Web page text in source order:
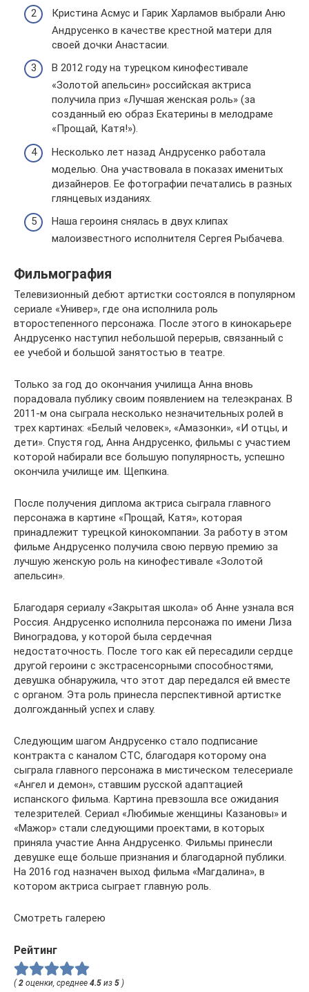
Кристина Асмус и Гарик Харламов выбрали Аню
Андрусенко в качестве крестной матери для
своей дочки Анастасии.
В 2012 году на турецком кинофестивале
«Золотой апельсин» российская актриса
получила приз «Лучшая женская роль» (за
созданный ею образ Екатерины в мелодраме
«Прощай, Катя!»).
Несколько лет назад Андрусенко работала
моделью. Она участвовала в показах именитых
дизайнеров. Ее фотографии печатались в разных
глянцевых изданиях.
Наша героиня снялась в двух клипах
малоизвестного исполнителя Сергея Рыбачева.
Фильмография
Телевизионный дебют артистки состоялся в популярном
сериале «Универ», где она исполнила роль
второстепенного персонажа. После этого в кинокарьере
Андрусенко наступил небольшой перерыв, связанный с
ее учебой и большой занятостью в театре.
Только за год до окончания училища Анна вновь
порадовала публику своим появлением на телеэкранах. В
2011-м она сыграла несколько незначительных ролей в
трех картинах: «Белый человек», «Амазонки», «И отцы, и
дети». Спустя год, Анна Андрусенко, фильмы с участием
которой набирали все большую популярность, успешно
окончила училище им. Щепкина.
После получения диплома актриса сыграла главного
персонажа в картине «Прощай, Катя», которая
принадлежит турецкой кинокомпании. За работу в этом
фильме Андрусенко получила свою первую премию за
лучшую женскую роль на кинофестивале «Золотой
апельсин».
Благодаря сериалу «Закрытая школа» об Анне узнала вся
Россия. Андрусенко исполнила персонажа по имени Лиза
Виноградова, у которой была сердечная
недостаточность. После того как ей пересадили сердце
другой героини с экстрасенсорными способностями,
девушка обнаружила, что этот дар передался ей вместе
с органом. Эта роль принесла перспективной артистке
долгожданный успех и славу.
Следующим шагом Андрусенко стало подписание
контракта с каналом СТС, благодаря которому она
сыграла главного персонажа в мистическом телесериале
«Ангел и демон», ставшим русской адаптацией
испанского фильма. Картина превзошла все ожидания
телезрителей. Сериал «Любимые женщины Казановы» и
«Мажор» стали следующими проектами, в которых
приняла участие Анна Андрусенко. Фильмы принесли
девушке еще больше признания и благодарной публики.
На 2016 год назначен выход фильма «Магдалина», в
котором актриса сыграет главную роль.
Смотреть галерею
Рейтинг
( 2 оценки, среднее 4.5 из 5 )